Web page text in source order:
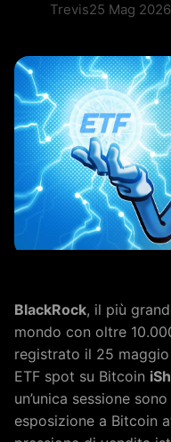
Trevis25 Mag 2026
BlackRock, il più
mondo con oltre
registrato il 25
ETF spot su Bitcoin
un’unica sessione
esposizione a Bitcoin